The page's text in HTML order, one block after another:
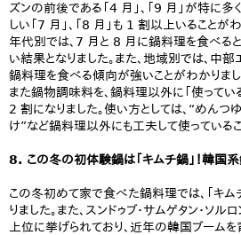
ズンの前後である「4 月」、「9 月」が特に多
しい「7 月」、「8 月」も 1 割以上いることが
年代別では、7 月と 8 月に鍋料理を食べる
い結果となりました。また、地域別では、中
鍋料理を食べる傾向が強いことがわかりまし
また鍋物調味料を、鍋料理以外に「使って
2 割になりました。使い方としては、“めん
け”など鍋料理以外にも工夫して使っている
8. この冬の初体験鍋は「キムチ鍋」！韓国系
この冬初めて家で食べた鍋料理では、「キ
りました。また、スンドゥブ・サムゲタン・ソ
上位に挙げられており、近年の韓国ブーム